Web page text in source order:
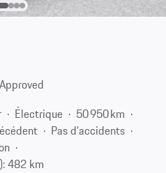
Électrique
50 950 km
Pas d'accidents
482 km